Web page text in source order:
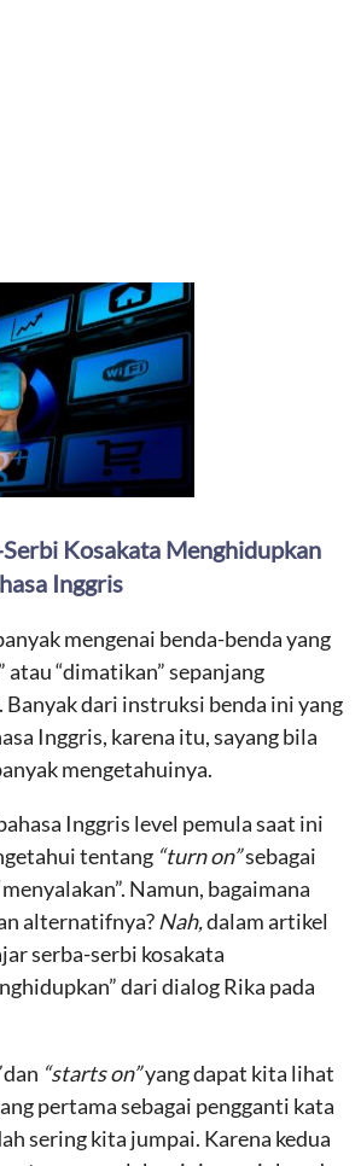
Kosakata Menghidupkan
Inggris
mengenai benda-benda yang
atau “dimatikan” sepanjang
dari instruksi benda ini yang
Inggris, karena itu, sayang bila
mengetahuinya.
Inggris level pemula saat ini
tentang “turn on”sebagai
Namun, bagaimana
alternatifnya? Nah,dalam artikel
serba-serbi kosakata
dari dialog Rika pada
dan “starts on”yang dapat kita lihat
pertama sebagai pengganti kata
sering kita jumpai. Karena kedua